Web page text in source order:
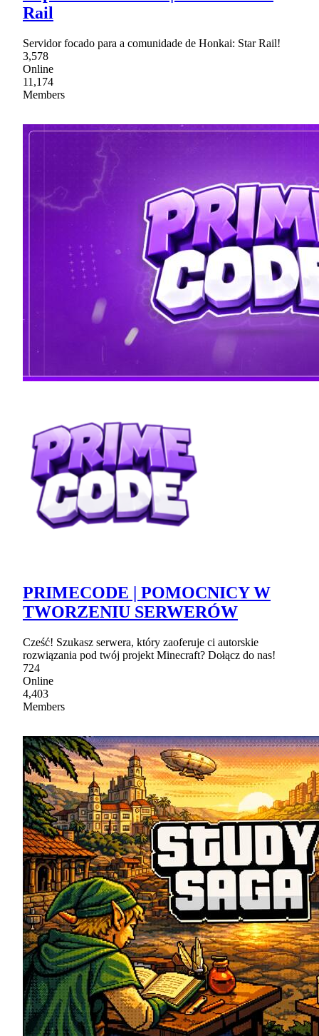
Rail
Servidor focado para a comunidade de Honkai: Star Rail!
3,578
Online
11,174
Members
PRIMECODE | POMOCNICY W
TWORZENIU SERWERÓW
Cześć! Szukasz serwera, który zaoferuje ci autorskie
rozwiązania pod twój projekt Minecraft? Dołącz do nas!
724
Online
4,403
Members